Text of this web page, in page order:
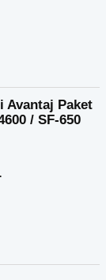
Avantaj Paket
/ SF-650